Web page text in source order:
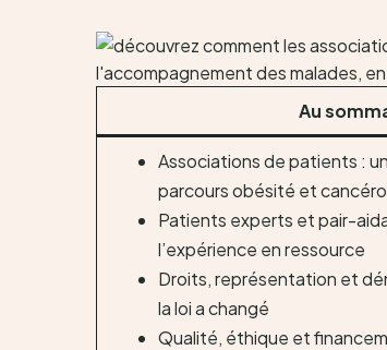
Au
Associations de patients :
parcours obésité et
Patients experts et pair-
l’expérience en ressource
Droits, représentation et
la loi a changé
Qualité, éthique et